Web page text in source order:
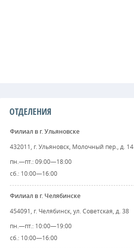
ОТДЕЛЕНИЯ
Филиал в г. Ульяновске
432011, г. Ульяновск, Молочный пер., д. 14
пн.—пт.: 09:00—18:00
сб.: 10:00—16:00
Филиал в г. Челябинске
454091, г. Челябинск, ул. Советская, д. 38
пн.—пт.: 10:00—19:00
сб.: 10:00—16:00